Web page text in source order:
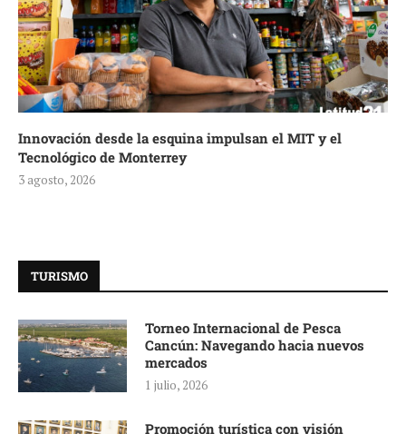
Innovación desde la esquina impulsan el MIT y el
Tecnológico de Monterrey
3 agosto, 2026
TURISMO
Torneo Internacional de Pesca
Cancún: Navegando hacia nuevos
mercados
1 julio, 2026
Promoción turística con visión